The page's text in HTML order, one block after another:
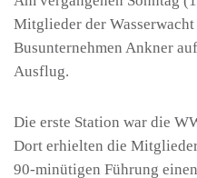
Mitglieder der
Busunternehmen Ankner
Ausflug.
Die erste Station war die
Dort erhielten die
90-minütigen Führung